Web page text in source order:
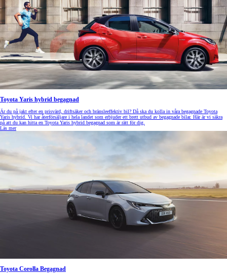
Toyota Yaris hybrid begagnad
Är du på jakt efter en prisvärd, driftsäker och bränsleeffektiv bil? Då ska du kolla in våra begagnade Toyota
Yaris hybrid. Vi har återförsäljare i hela landet som erbjuder ett brett utbud av begagnade bilar. Här är vi säkra
på att du kan hitta en Toyota Yaris hybrid begagnad som är rätt för dig.
Läs mer
Toyota Corolla Begagnad